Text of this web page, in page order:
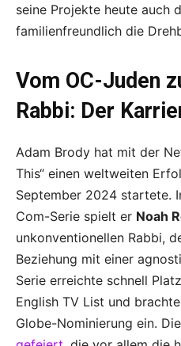
seine Projekte heute auch
familienfreundlich die
Vom OC-Juden
Rabbi: Der
Adam Brody hat mit der
This“ einen weltweiten
September 2024 startete.
Com-Serie spielt er Noah
unkonventionellen Rabbi,
Beziehung mit einer
Serie erreichte schnell
English TV List und
Globe-Nominierung ein.